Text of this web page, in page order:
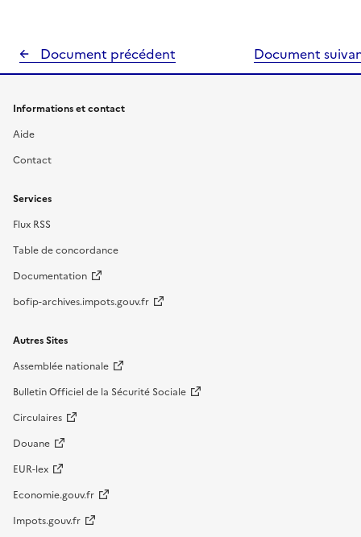
Document précédent Document
Informations et contact
Aide
Contact
Services
Flux RSS
Table de concordance
Documentation
bofip-archives.impots.gouv.fr
Autres Sites
Assemblée nationale
Bulletin Officiel de la Sécurité Sociale
Circulaires
Douane
EUR-lex
Economie.gouv.fr
Impots.gouv.fr